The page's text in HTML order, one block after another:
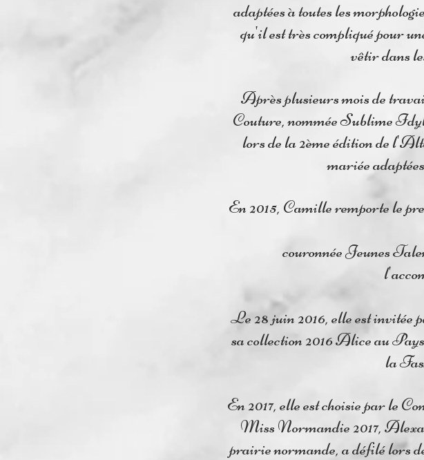
adaptées à toutes les
qu'il est très compliqué pour
vêtir dans
Après plusieurs mois de
Couture, nommée Sublime
lors de la 2ème édition de
mariée
En 2015, Camille remporte le
couronnée Jeunes
Le 28 juin 2016, elle est
sa collection 2016 Alice au
la
En 2017, elle est choisie par le
Miss Normandie 2017,
prairie normande, a défilé lors